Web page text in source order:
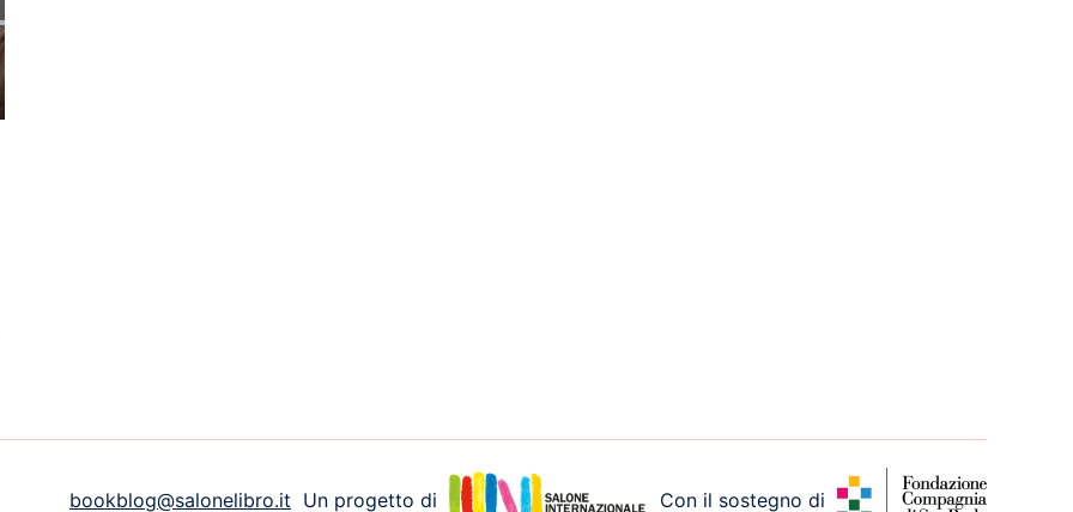
bookblog@salonelibro.it Un progetto di Con il sostegno di